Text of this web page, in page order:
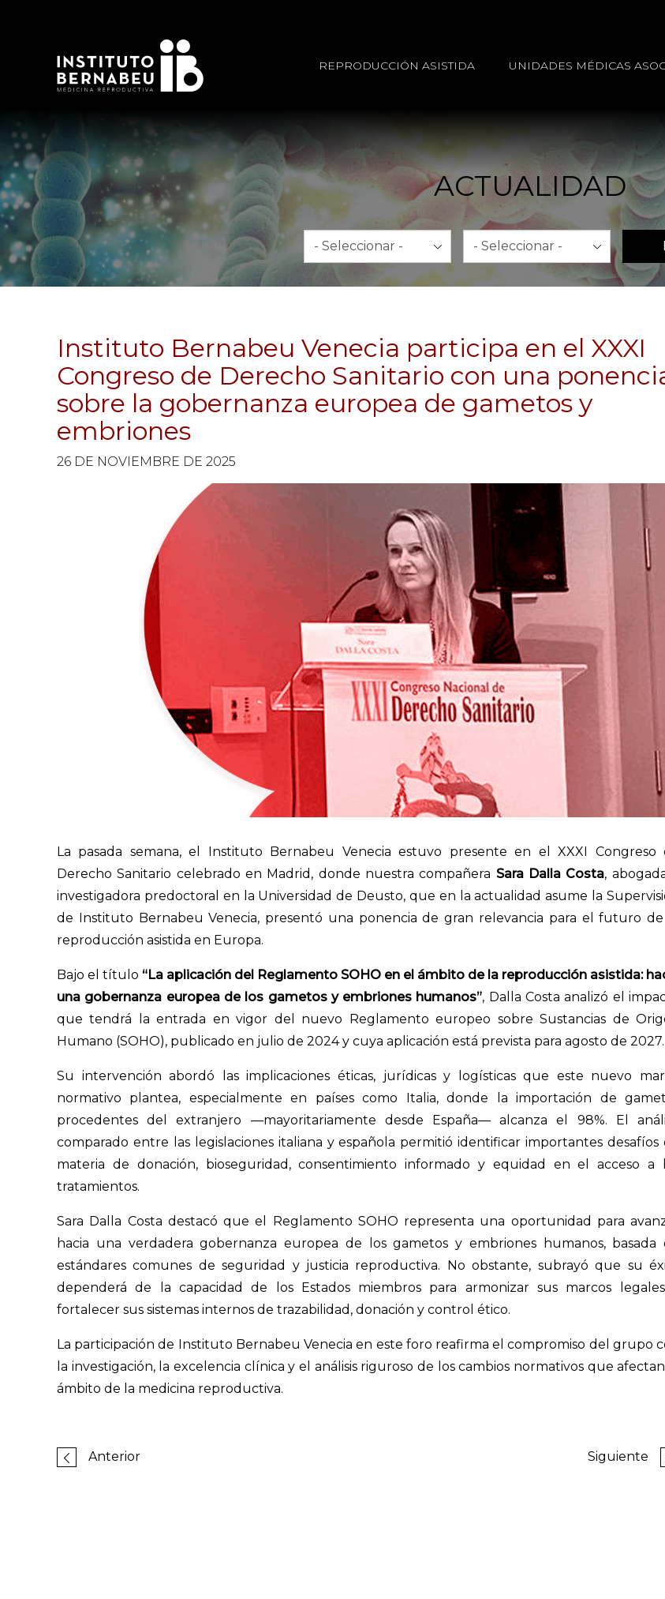
REPRODUCCIÓN ASISTIDA UNIDADES MÉDICAS
ACTUALIDAD
Mes Año
Instituto Bernabeu Venecia participa en el XXXI
Congreso de Derecho Sanitario con una
sobre la gobernanza europea de gametos y
embriones
26 DE NOVIEMBRE DE 2025
La pasada semana, el Instituto Bernabeu Venecia estuvo presente en el XXXI Congreso
Derecho Sanitario celebrado en Madrid, donde nuestra compañera Sara Dalla Costa,
investigadora predoctoral en la Universidad de Deusto, que en la actualidad asume la
de Instituto Bernabeu Venecia, presentó una ponencia de gran relevancia para el futuro
reproducción asistida en Europa.
Bajo el título “La aplicación del Reglamento SOHO en el ámbito de la reproducción asistida:
una gobernanza europea de los gametos y embriones humanos”, Dalla Costa analizó el
que tendrá la entrada en vigor del nuevo Reglamento europeo sobre Sustancias de
Humano (SOHO), publicado en julio de 2024 y cuya aplicación está prevista para agosto de 2027.
Su intervención abordó las implicaciones éticas, jurídicas y logísticas que este nuevo
normativo plantea, especialmente en países como Italia, donde la importación de
procedentes del extranjero —mayoritariamente desde España— alcanza el 98%. El
comparado entre las legislaciones italiana y española permitió identificar importantes desafíos
materia de donación, bioseguridad, consentimiento informado y equidad en el acceso a
tratamientos.
Sara Dalla Costa destacó que el Reglamento SOHO representa una oportunidad para
hacia una verdadera gobernanza europea de los gametos y embriones humanos, basada
estándares comunes de seguridad y justicia reproductiva. No obstante, subrayó que su
dependerá de la capacidad de los Estados miembros para armonizar sus marcos
fortalecer sus sistemas internos de trazabilidad, donación y control ético.
La participación de Instituto Bernabeu Venecia en este foro reafirma el compromiso del grupo
la investigación, la excelencia clínica y el análisis riguroso de los cambios normativos que afectan
ámbito de la medicina reproductiva.
Anterior Siguiente